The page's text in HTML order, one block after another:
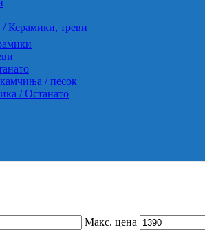
/ Керамики, треви
/ песок
/ Останато
Макс. цена